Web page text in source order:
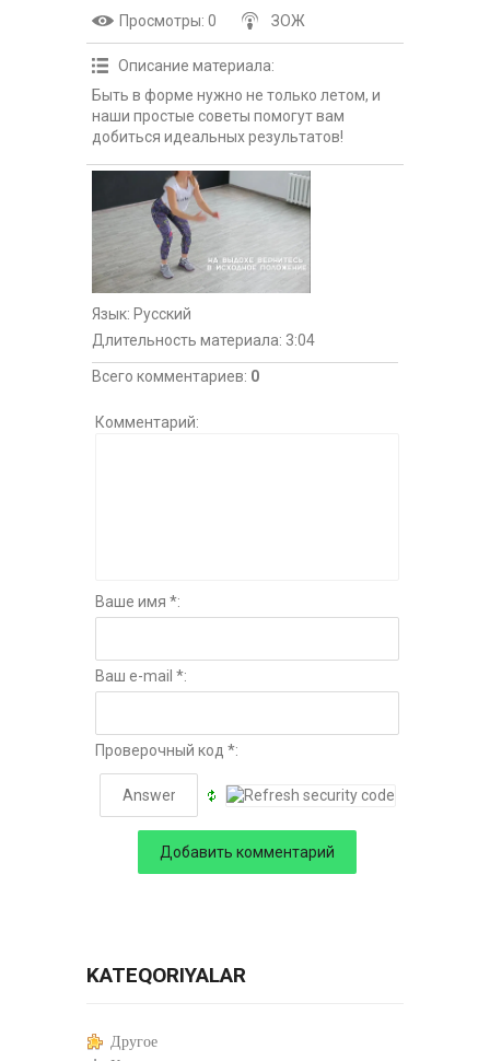
Просмотры: 0 ЗОЖ
Описание материала:
Быть в форме нужно не только летом, и
наши простые советы помогут вам
добиться идеальных результатов!
Язык: Русский
Длительность материала: 3:04
Всего комментариев: 0
Комментарий:
Ваше имя *:
Ваш e-mail *:
Проверочный код *:
KATEQORIYALAR
Другое